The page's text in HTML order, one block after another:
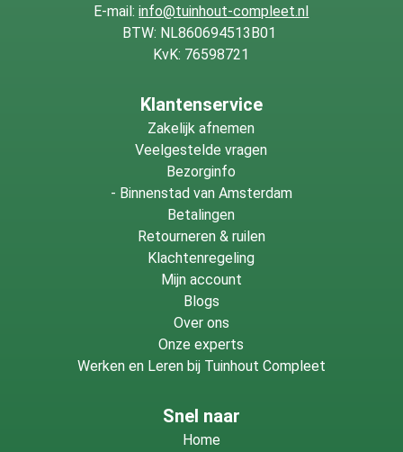
E-mail:info@tuinhout-compleet.nl
BTW: NL860694513B01
KvK: 76598721
Klantenservice
Zakelijk afnemen
Veelgestelde vragen
Bezorginfo
- Binnenstad van Amsterdam
Betalingen
Retourneren & ruilen
Klachtenregeling
Mijn account
Blogs
Over ons
Onze experts
Werken en Leren bij Tuinhout Compleet
Snel naar
Home